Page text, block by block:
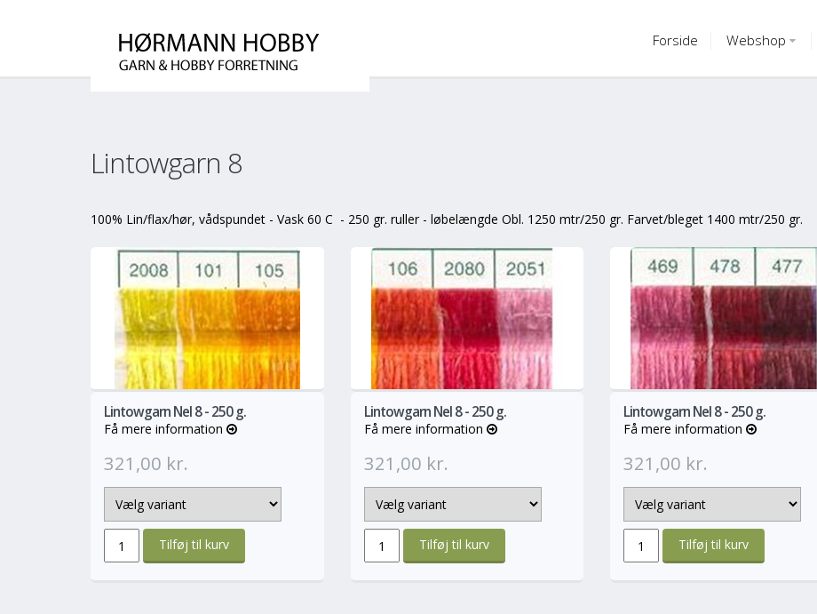
Forside Webshop
Lintowgarn 8
100% Lin/flax/hør, vådspundet - Vask 60 C - 250 gr. ruller - løbelængde Obl. 1250 mtr/250 gr. Farvet/bleget 1400 mtr/250 gr.
Mere
Lintowgarn Nel 8 - 250 g.
Få mere information
321,00 kr.
Mere
info
Lintowgarn Nel 8 - 250 g.
Få mere information
321,00 kr.
Mere
info
Lintowgarn Nel 8 - 250 g.
Få mere information
321,00 kr.
info